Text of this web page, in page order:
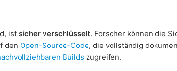
ist sicher verschlüsselt. Forscher können die
den Open-Source-Code, die vollständig
Builds zugreifen.